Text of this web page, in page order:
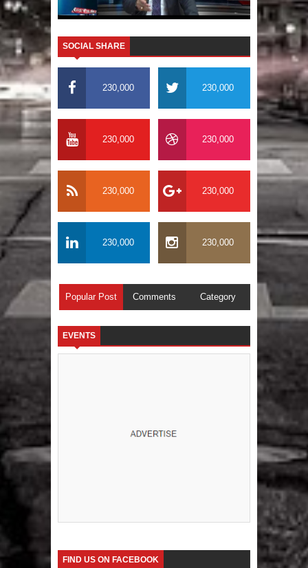
SOCIAL SHARE
230,000 230,000
230,000 230,000
230,000 230,000
230,000 230,000
Popular Post Comments Category
EVENTS
FIND US ON FACEBOOK